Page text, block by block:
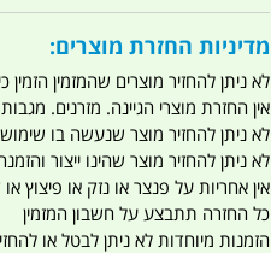
מדיניות החזרת מוצרים:
לא ניתן להחזיר מוצרים שהמזמין
אין החזרת מוצרי הגיינה. מזרנים.
לא ניתן להחזיר מוצר שנעשה בו
לא ניתן להחזיר מוצר שהינו ייצור
אין אחריות על פנצר או נזק או פיצוץ
כל החזרה תתבצע על חשבון המזמין
הזמנות מיוחדות לא ניתן לבטל או